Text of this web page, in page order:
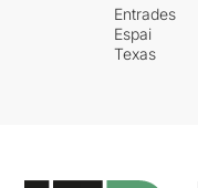
Entrades
Espai
Texas